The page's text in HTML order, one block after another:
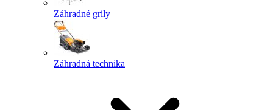
Záhradné grily
Záhradná technika